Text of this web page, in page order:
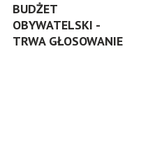
BUDŻET
OBYWATELSKI -
TRWA GŁOSOWANIE